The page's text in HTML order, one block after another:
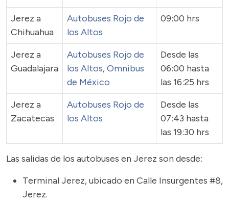
Jerez a
Chihuahua
Autobuses Rojo de
los Altos
09:00 hrs
Jerez a
Guadalajara
Autobuses Rojo de
los Altos,Omnibus
de México
Desde las
06:00 hasta
las 16:25 hrs
Jerez a
Zacatecas
Autobuses Rojo de
los Altos
Desde las
07:43 hasta
las 19:30 hrs
Las salidas de los autobuses en Jerez son desde:
Terminal Jerez, ubicado en Calle Insurgentes #8,
Jerez.